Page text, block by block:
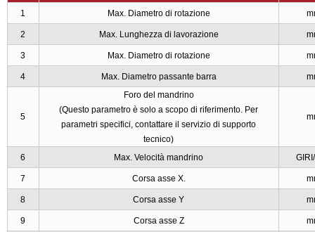
1 Max. Diametro di rotazione
2 Max. Lunghezza di lavorazione
3 Max. Diametro di rotazione
4 Max. Diametro passante barra
5
Foro del mandrino
(Questo parametro è solo a scopo di riferimento. Per
parametri specifici, contattare il servizio di supporto
tecnico)
6 Max. Velocità mandrino
7 Corsa asse X.
8 Corsa asse Y
9 Corsa asse Z